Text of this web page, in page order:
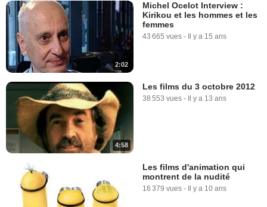
2:02
Michel Ocelot Interview :
Kirikou et les hommes et les
femmes
43 665 vues - Il y a 15 ans
4:58
Les films du 3 octobre 2012
38 553 vues - Il y a 13 ans
Les films d'animation qui
montrent de la nudité
16 379 vues - Il y a 10 ans